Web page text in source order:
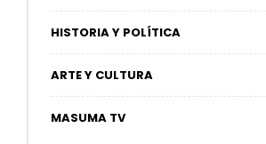
HISTORIA Y POLÍTICA
ARTE Y CULTURA
MASUMA TV